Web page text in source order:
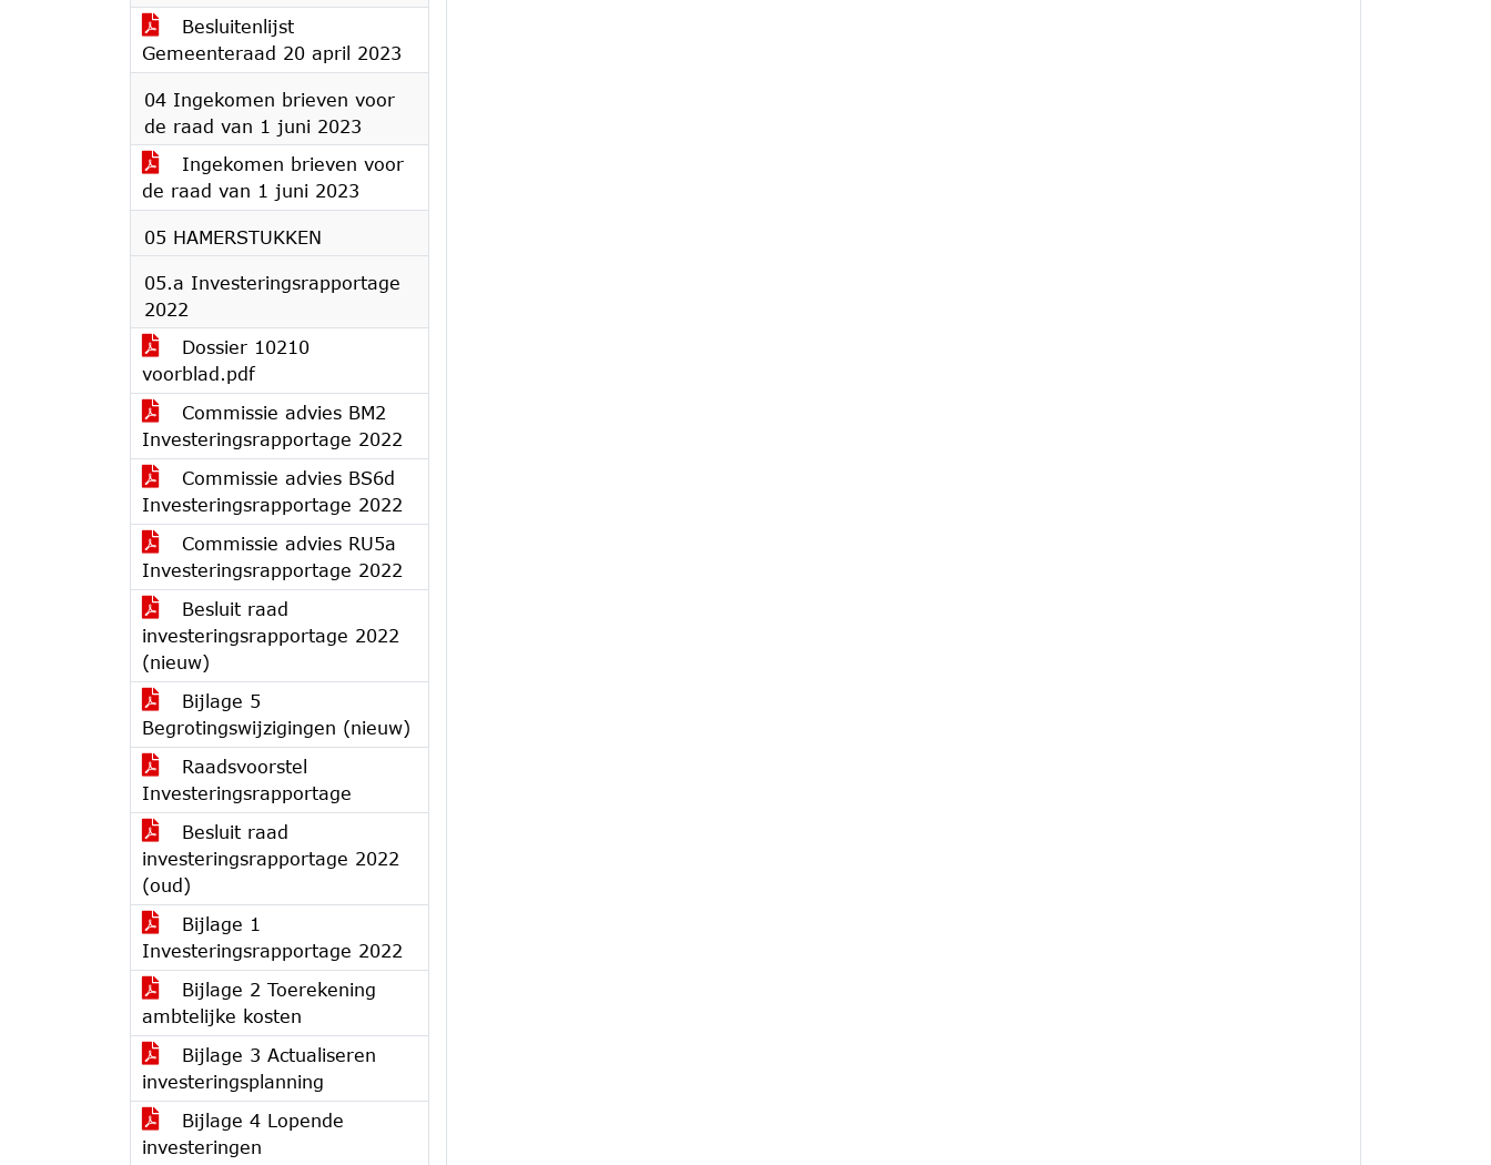
Besluitenlijst
Gemeenteraad 20 april 2023
04 Ingekomen brieven voor
de raad van 1 juni 2023
Ingekomen brieven voor
de raad van 1 juni 2023
05 HAMERSTUKKEN
05.a Investeringsrapportage
2022
Dossier 10210
voorblad.pdf
Commissie advies BM2
Investeringsrapportage 2022
Commissie advies BS6d
Investeringsrapportage 2022
Commissie advies RU5a
Investeringsrapportage 2022
Besluit raad
investeringsrapportage 2022
(nieuw)
Bijlage 5
Begrotingswijzigingen (nieuw)
Raadsvoorstel
Investeringsrapportage
Besluit raad
investeringsrapportage 2022
(oud)
Bijlage 1
Investeringsrapportage 2022
Bijlage 2 Toerekening
ambtelijke kosten
Bijlage 3 Actualiseren
investeringsplanning
Bijlage 4 Lopende
investeringen